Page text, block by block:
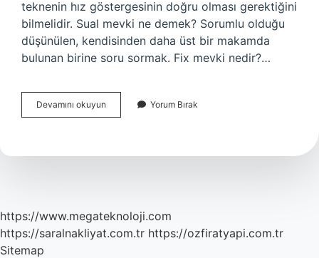
teknenin hız göstergesinin doğru olması gerektiğini
bilmelidir. Sual mevki ne demek? Sorumlu olduğu
düşünülen, kendisinden daha üst bir makamda
bulunan birine soru sormak. Fix mevki nedir?…
Devamını okuyun
Mevki
Yorum Bırak
https://www.megateknoloji.com
https://saralnakliyat.com.tr https://ozfiratyapi.com.tr
Sitemap